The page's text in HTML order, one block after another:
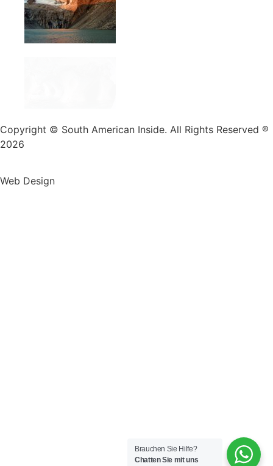
Copyright © South American Inside. All Rights Reserved ®
2026
Brauchen Sie Hilfe?
Chatten Sie mit uns